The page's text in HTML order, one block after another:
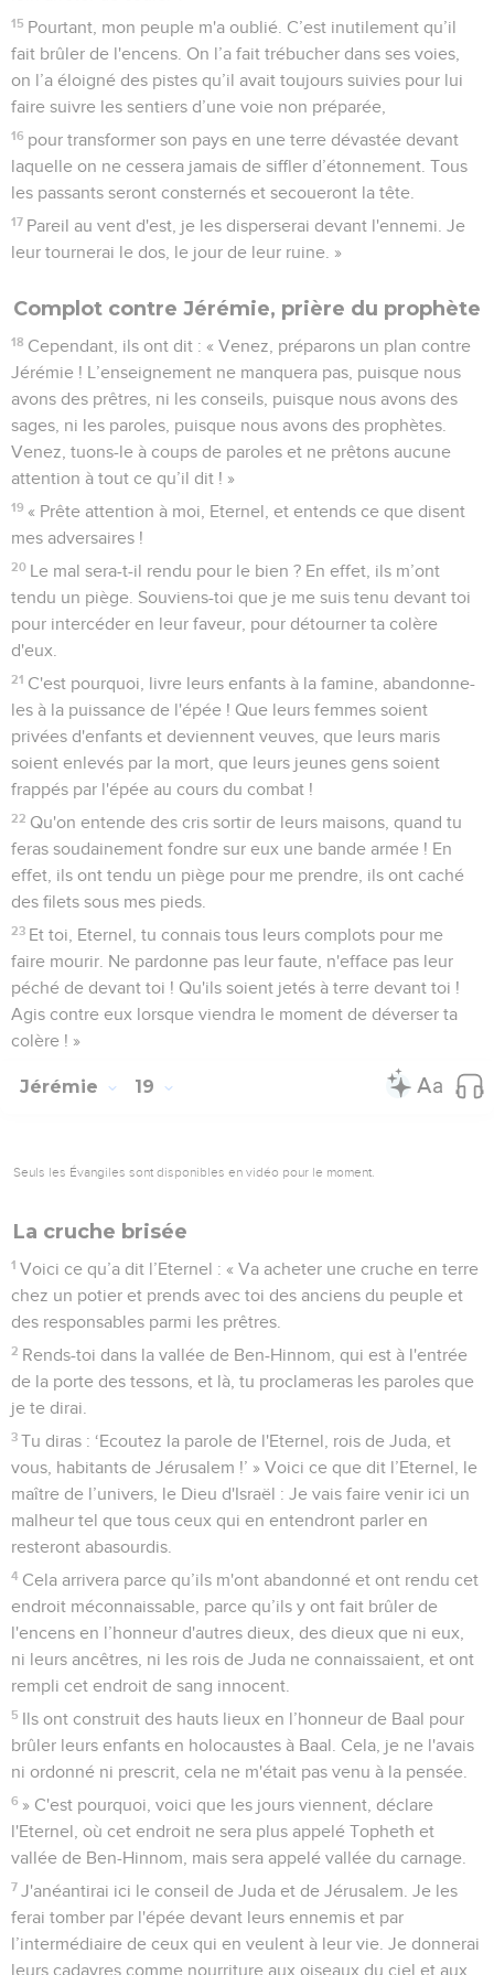
15 Pourtant, mon peuple m'a oublié. C’est inutilement qu’il
fait brûler de l'encens. On l’a fait trébucher dans ses voies,
on l’a éloigné des pistes qu’il avait toujours suivies pour lui
faire suivre les sentiers d’une voie non préparée,
16 pour transformer son pays en une terre dévastée devant
laquelle on ne cessera jamais de siffler d’étonnement. Tous
les passants seront consternés et secoueront la tête.
17 Pareil au vent d'est, je les disperserai devant l'ennemi. Je
leur tournerai le dos, le jour de leur ruine. »
Complot contre Jérémie, prière du prophète
18 Cependant, ils ont dit : « Venez, préparons un plan contre
Jérémie ! L’enseignement ne manquera pas, puisque nous
avons des prêtres, ni les conseils, puisque nous avons des
sages, ni les paroles, puisque nous avons des prophètes.
Venez, tuons-le à coups de paroles et ne prêtons aucune
attention à tout ce qu’il dit ! »
19 « Prête attention à moi, Eternel, et entends ce que disent
mes adversaires !
20 Le mal sera-t-il rendu pour le bien ? En effet, ils m’ont
tendu un piège. Souviens-toi que je me suis tenu devant toi
pour intercéder en leur faveur, pour détourner ta colère
d'eux.
21 C'est pourquoi, livre leurs enfants à la famine, abandonne-
les à la puissance de l'épée ! Que leurs femmes soient
privées d'enfants et deviennent veuves, que leurs maris
soient enlevés par la mort, que leurs jeunes gens soient
frappés par l'épée au cours du combat !
22 Qu'on entende des cris sortir de leurs maisons, quand tu
feras soudainement fondre sur eux une bande armée ! En
effet, ils ont tendu un piège pour me prendre, ils ont caché
des filets sous mes pieds.
23 Et toi, Eternel, tu connais tous leurs complots pour me
faire mourir. Ne pardonne pas leur faute, n'efface pas leur
péché de devant toi ! Qu'ils soient jetés à terre devant toi !
Agis contre eux lorsque viendra le moment de déverser ta
colère ! »
Jérémie 19
Seuls les Évangiles sont disponibles en vidéo pour le moment.
La cruche brisée
1 Voici ce qu’a dit l’Eternel : « Va acheter une cruche en terre
chez un potier et prends avec toi des anciens du peuple et
des responsables parmi les prêtres.
2 Rends-toi dans la vallée de Ben-Hinnom, qui est à l'entrée
de la porte des tessons, et là, tu proclameras les paroles que
je te dirai.
3 Tu diras : ‘Ecoutez la parole de l'Eternel, rois de Juda, et
vous, habitants de Jérusalem !’ » Voici ce que dit l’Eternel, le
maître de l’univers, le Dieu d'Israël : Je vais faire venir ici un
malheur tel que tous ceux qui en entendront parler en
resteront abasourdis.
4 Cela arrivera parce qu’ils m'ont abandonné et ont rendu cet
endroit méconnaissable, parce qu’ils y ont fait brûler de
l'encens en l’honneur d'autres dieux, des dieux que ni eux,
ni leurs ancêtres, ni les rois de Juda ne connaissaient, et ont
rempli cet endroit de sang innocent.
5 Ils ont construit des hauts lieux en l’honneur de Baal pour
brûler leurs enfants en holocaustes à Baal. Cela, je ne l'avais
ni ordonné ni prescrit, cela ne m'était pas venu à la pensée.
6 » C'est pourquoi, voici que les jours viennent, déclare
l'Eternel, où cet endroit ne sera plus appelé Topheth et
vallée de Ben-Hinnom, mais sera appelé vallée du carnage.
7 J'anéantirai ici le conseil de Juda et de Jérusalem. Je les
ferai tomber par l'épée devant leurs ennemis et par
l’intermédiaire de ceux qui en veulent à leur vie. Je donnerai
leurs cadavres comme nourriture aux oiseaux du ciel et aux